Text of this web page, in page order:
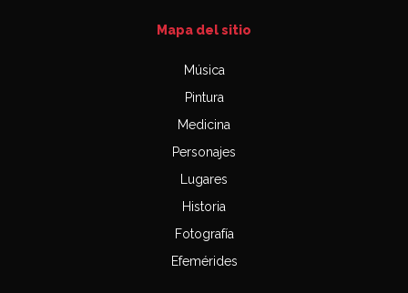
Mapa del sitio
Música
Pintura
Medicina
Personajes
Lugares
Historia
Fotografía
Efemérides